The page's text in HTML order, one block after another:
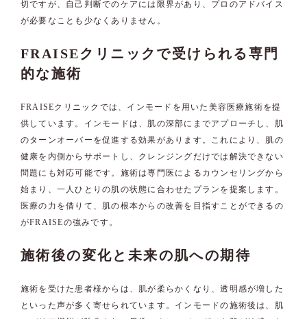
切ですが、自己判断でのケアには限界があり、プロのアドバイス
が必要なことも少なくありません。
FRAISEクリニックで受けられる専門
的な施術
FRAISEクリニックでは、インモードを用いた美容医療施術を提
供しています。インモードは、肌の深部にまでアプローチし、肌
のターンオーバーを促進する効果があります。これにより、肌の
健康を内側からサポートし、クレンジングだけでは解決できない
問題にも対応可能です。施術は専門医によるカウンセリングから
始まり、一人ひとりの肌の状態に合わせたプランを提案します。
医療の力を借りて、肌の根本からの改善を目指すことができるの
がFRAISEの強みです。
施術後の変化と未来の肌への期待
施術を受けた患者様からは、肌が柔らかくなり、透明感が増した
といった声が多く寄せられています。インモードの施術後は、肌